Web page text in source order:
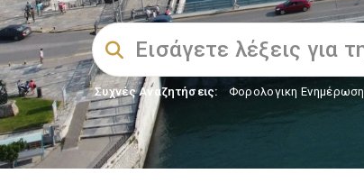
Συχνές Αναζητήσεις: Φορολογικη Ενημέρωση